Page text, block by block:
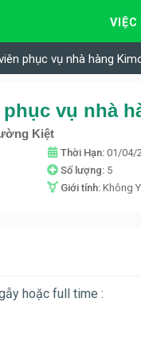
phục vụ nhà hàng
vụ nhà
Kiệt
Thời Hạn: 01/04/
Số lượng: 5
Giới tính: Không
hoặc full time :